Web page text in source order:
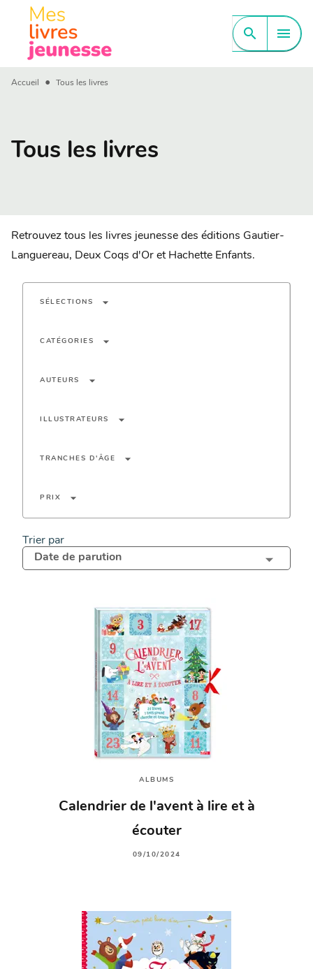
MENU CONTENU
PIED DE PAGE
search menu
Accueil • Tous les livres
Tous les livres
Retrouvez tous les livres jeunesse des éditions Gautier-
Languereau, Deux Coqs d'Or et Hachette Enfants.
SÉLECTIONS arrow_drop_down
CATÉGORIES arrow_drop_down
AUTEURS arrow_drop_down
ILLUSTRATEURS arrow_drop_down
TRANCHES D'ÂGE arrow_drop_down
PRIX arrow_drop_down
Trier par
Date de parution
ALBUMS
Calendrier de l'avent à lire et à
écouter
09/10/2024